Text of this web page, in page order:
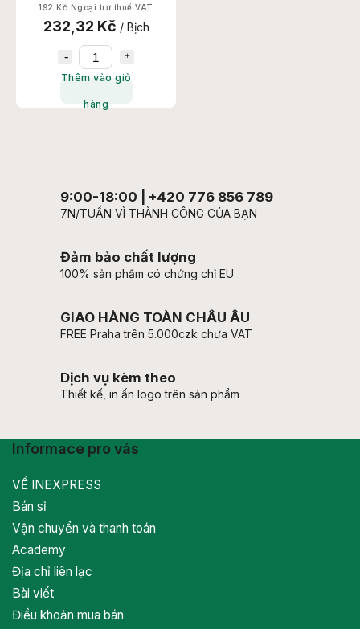
192 Kč Ngoại trừ thuế VAT
232,32 Kč / Bịch
Thêm vào giỏ
hàng
9:00-18:00 | +420 776 856 789
7N/TUẦN VÌ THÀNH CÔNG CỦA BẠN
Đảm bảo chất lượng
100% sản phẩm có chứng chỉ EU
GIAO HÀNG TOÀN CHÂU ÂU
FREE Praha trên 5.000czk chưa VAT
Dịch vụ kèm theo
Thiết kế, in ấn logo trên sản phẩm
Informace pro vás
VỀ INEXPRESS
Bán sỉ
Vận chuyển và thanh toán
Academy
Địa chỉ liên lạc
Bài viết
Điều khoản mua bán